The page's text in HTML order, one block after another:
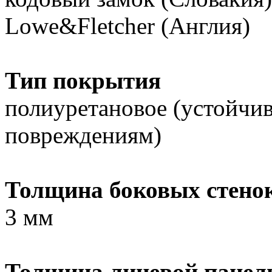
Lowe&Fletcher (Англия)
Тип покрытия
полиуретановое
повреждениям)
Толщина боковых
3 мм